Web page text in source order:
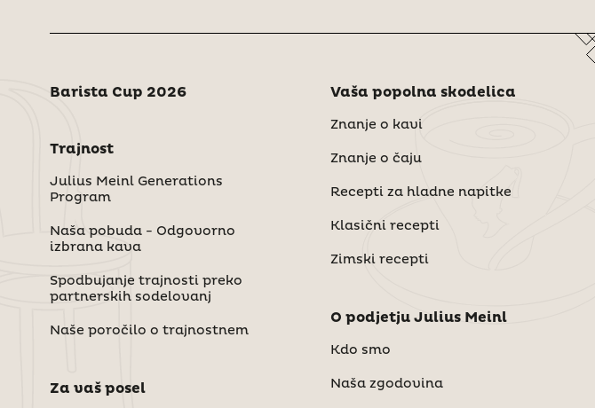
Barista Cup 2026
Trajnost
Julius Meinl Generations
Program
Naša pobuda - Odgovorno
izbrana kava
Spodbujanje trajnosti preko
partnerskih sodelovanj
Naše poročilo o trajnostnem
Za vaš posel
Vaša popolna skodelica
Znanje o kavi
Znanje o čaju
Recepti za hladne napitke
Klasični recepti
Zimski recepti
O podjetju Julius Meinl
Kdo smo
Naša zgodovina